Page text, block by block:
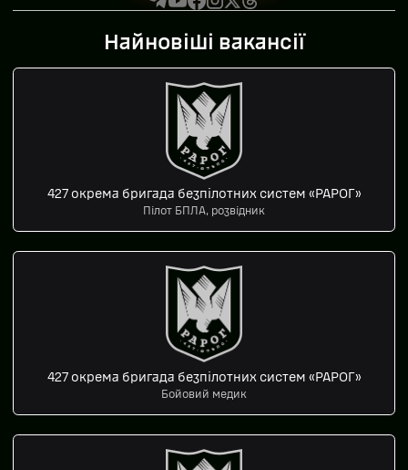
Найновіші вакансії
427 окрема бригада безпілотних систем «РАРОГ»
Пілот БПЛА, розвідник
427 окрема бригада безпілотних систем «РАРОГ»
Бойовий медик